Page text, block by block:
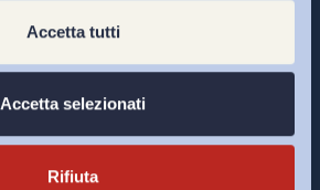
Accetta tutti
Accetta selezionati
Rifiuta